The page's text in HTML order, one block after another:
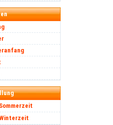
Sommerzeit